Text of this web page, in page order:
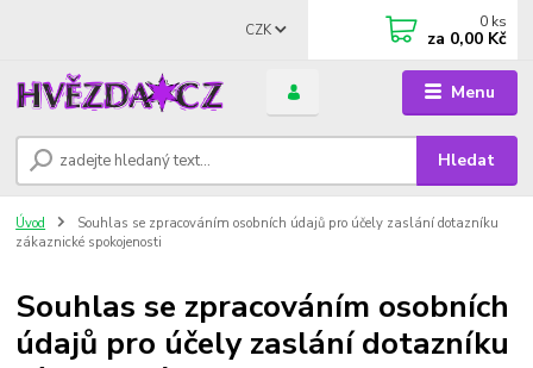
Menu
CZK
Hledat
0 ks
za 0,00 Kč
Úvod
Souhlas se zpracováním osobních údajů pro účely zaslání dotazníku
zákaznické spokojenosti
Souhlas se zpracováním osobních
údajů pro účely zaslání dotazníku